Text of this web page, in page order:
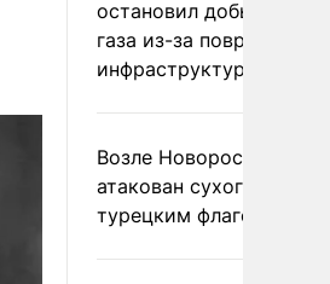
остановил добычу
газа из-за повреждения
инфраструктуры
Возле Новороссийска
атакован сухогруз под
турецким флагом